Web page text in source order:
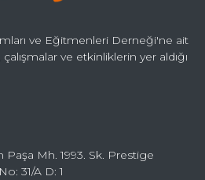
ve Eğitmenleri Derneği'ne ait
ve etkinliklerin yer aldığı
Mh. 1993. Sk. Prestige
31/A D: 1